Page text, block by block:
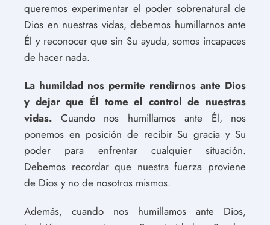
queremos experimentar el poder sobrenatural de
Dios en nuestras vidas, debemos humillarnos ante
Él y reconocer que sin Su ayuda, somos incapaces
de hacer nada.
La humildad nos permite rendirnos ante Dios
y dejar que Él tome el control de nuestras
vidas. Cuando nos humillamos ante Él, nos
ponemos en posición de recibir Su gracia y Su
poder para enfrentar cualquier situación.
Debemos recordar que nuestra fuerza proviene
de Dios y no de nosotros mismos.
Además, cuando nos humillamos ante Dios,